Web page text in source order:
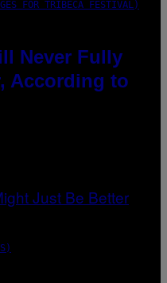
FOR TRIBECA FESTIVAL)
Never Fully
According to